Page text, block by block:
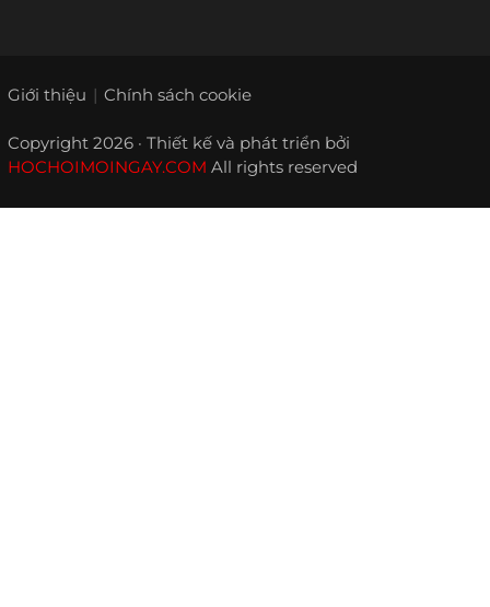
Giới thiệu Chính sách cookie
Copyright 2026 · Thiết kế và phát triển bởi
HOCHOIMOINGAY.COM All rights reserved